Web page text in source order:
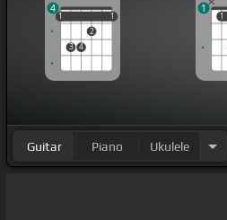
1
3 4
2
1
1 1
4
11
1
Guitar Piano Ukulele